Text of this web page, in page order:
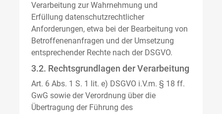
Verarbeitung zur Wahrnehmung und
Erfüllung datenschutzrechtlicher
Anforderungen, etwa bei der Bearbeitung von
Betroffenenanfragen und der Umsetzung
entsprechender Rechte nach der DSGVO.
3.2. Rechtsgrundlagen der Verarbeitung
Art. 6 Abs. 1 S. 1 lit. e) DSGVO i.V.m. § 18 ff.
GwG sowie der Verordnung über die
Übertragung der Führung des